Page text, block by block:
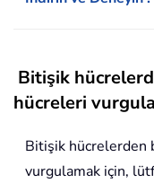
Bitişik
hücreleri
Bitişik hücrelerden
vurgulamak için,